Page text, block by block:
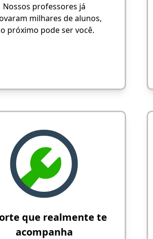
Nossos professores já
milhares de alunos,
próximo pode ser você.
que realmente te
acompanha